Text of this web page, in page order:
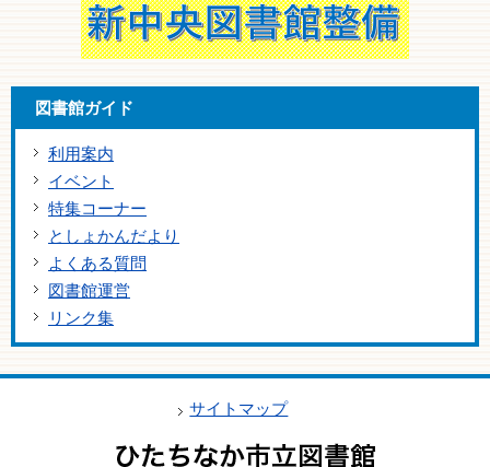
図書館ガイド
利用案内
イベント
特集コーナー
としょかんだより
よくある質問
図書館運営
リンク集
サイトマップ